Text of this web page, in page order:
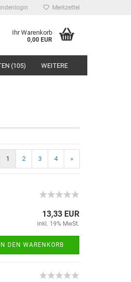
Merkzettel
Ihr Warenkorb
0,00 EUR
(105) WEITERE
1 2 3 4 »
13,33 EUR
inkl. 19% MwSt.
IN DEN WARENKORB